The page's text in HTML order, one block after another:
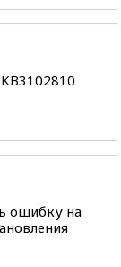
ошибку на